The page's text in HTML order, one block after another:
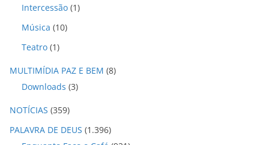
Intercessão (1)
Música (10)
Teatro (1)
MULTIMÍDIA PAZ E BEM (8)
Downloads (3)
NOTÍCIAS (359)
PALAVRA DE DEUS (1.396)